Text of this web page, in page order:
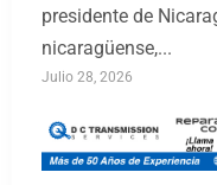
presidente de
nicaragüense,...
Julio 28, 2026